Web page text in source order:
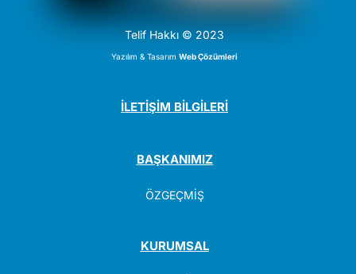
Telif Hakkı © 2023
Yazılım & TasarımWeb Çözümleri
İLETİŞİM BİLGİLERİ
BAŞKANIMIZ
ÖZGEÇMİŞ
KURUMSAL